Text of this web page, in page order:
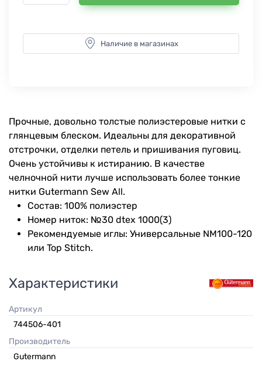
Наличие в магазинах
Прочные, довольно толстые полиэстеровые нитки с
глянцевым блеском. Идеальны для декоративной
отстрочки, отделки петель и пришивания пуговиц.
Очень устойчивы к истиранию. В качестве
челночной нити лучше использовать более тонкие
нитки Gutermann Sew All.
Состав: 100% полиэстер
Номер ниток: №30 dtex 1000(3)
Рекомендуемые иглы: Универсальные NM100-120
или Top Stitch.
Характеристики
Артикул
744506-401
Производитель
Gutermann